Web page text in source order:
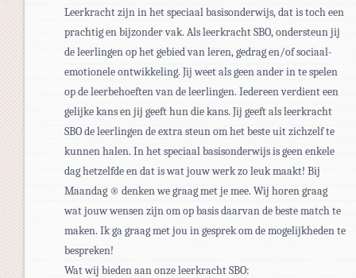
Leerkracht zijn in het speciaal basisonderwijs, dat is toch een
prachtig en bijzonder vak. Als leerkracht SBO, ondersteun jij
de leerlingen op het gebied van leren, gedrag en/of sociaal-
emotionele ontwikkeling. Jij weet als geen ander in te spelen
op de leerbehoeften van de leerlingen. Iedereen verdient een
gelijke kans en jij geeft hun die kans. Jij geeft als leerkracht
SBO de leerlingen de extra steun om het beste uit zichzelf te
kunnen halen. In het speciaal basisonderwijs is geen enkele
dag hetzelfde en dat is wat jouw werk zo leuk maakt! Bij
Maandag ® denken we graag met je mee. Wij horen graag
wat jouw wensen zijn om op basis daarvan de beste match te
maken. Ik ga graag met jou in gesprek om de mogelijkheden te
bespreken!
Wat wij bieden aan onze leerkracht SBO: